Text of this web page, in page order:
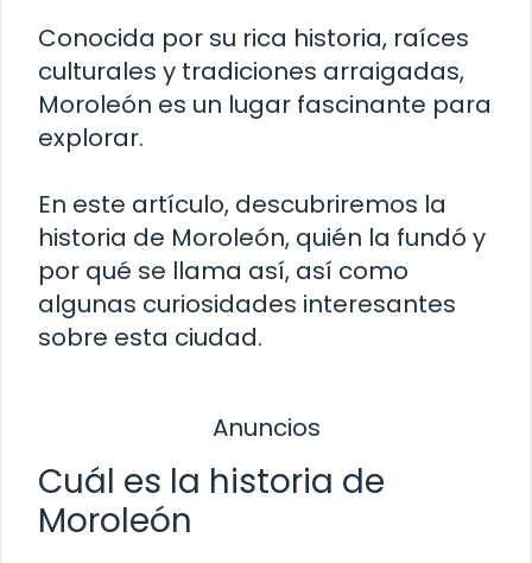
Conocida por su rica historia, raíces
culturales y tradiciones arraigadas,
Moroleón es un lugar fascinante para
explorar.
En este artículo, descubriremos la
historia de Moroleón, quién la fundó y
por qué se llama así, así como
algunas curiosidades interesantes
sobre esta ciudad.
Anuncios
Cuál es la historia de
Moroleón